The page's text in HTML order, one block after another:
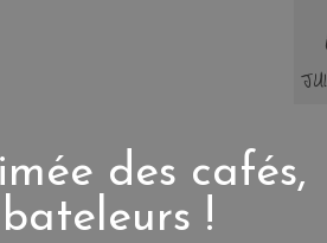
des cafés,
!